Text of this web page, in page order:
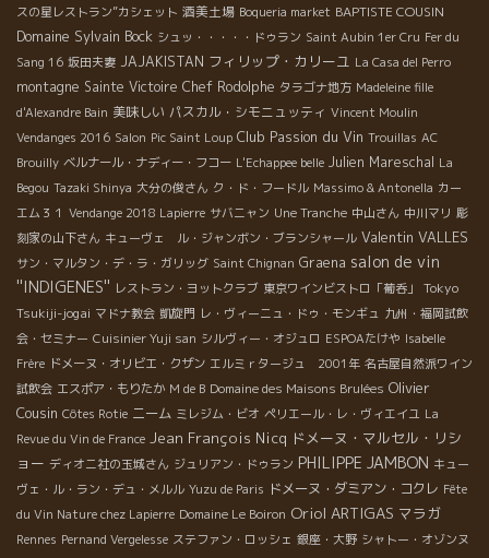
スの星レストラン”カシェット 酒美土場 Boqueria market BAPTISTE COUSIN
Domaine Sylvain Bock シュッ・・・・・ドゥラン Saint Aubin 1er Cru Fer du
Sang 16 坂田夫妻 JAJAKISTAN フィリップ・カリーユ La Casa del Perro
montagne Sainte Victoire Chef Rodolphe タラゴナ地方 Madeleine fille
d'Alexandre Bain 美味しい パスカル・シモニュッティ Vincent Moulin
Vendanges 2016 Salon Pic Saint Loup Club Passion du Vin Trouillas AC
Brouilly ベルナール・ナディー・フコー L'Echappee belle Julien Mareschal La
Begou Tazaki Shinya 大分の俊さん ク・ド・フードル Massimo & Antonella カー
エム３１ Vendange 2018 Lapierre サバニャン Une Tranche 中山さん 中川マリ 彫
刻家の山下さん キューヴェ ル・ジャンボン・ブランシャール Valentin VALLES
サン・マルタン・デ・ラ・ガリッグ Saint Chignan Graena salon de vin
''INDIGENES'' レストラン・ヨットクラブ 東京ワインビストロ「葡呑」
Tokyo
Tsukiji-jogai マドナ教会 凱旋門 レ・ヴィーニュ・ドゥ・モンギュ 九州・福岡試飲
会・セミナー Cuisinier Yuji san シルヴィー・オジュロ ESPOAたけや Isabelle
Frère ドメーヌ・オリビエ・クザン エルミｒタージュ 2001年 名古屋自然派ワイン
試飲会 エスポア・もりたか M de B Domaine des Maisons Brulées Olivier
Cousin Côtes Rotie ニーム ミレジム・ビオ ペリエール・レ・ヴィエイユ La
Revue du Vin de France Jean François Nicq ドメーヌ・マルセル・リシ
ョー ディオニ社の玉城さん ジュリアン・ドゥラン PHILIPPE JAMBON キュー
ヴェ・ル・ラン・デュ・メルル Yuzu de Paris ドメーヌ・ダミアン・コクレ Fête
du Vin Nature chez Lapierre Domaine Le Boiron Oriol ARTIGAS マラガ
Rennes Pernand Vergelesse ステファン・ロッシェ 銀座・大野 シャトー・オゾンヌ